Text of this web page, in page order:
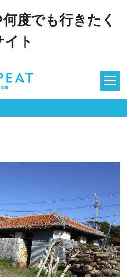
度でも行きたく
ト